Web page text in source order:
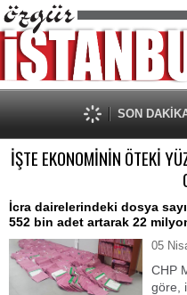
SON
İŞTE EKONOMİNİN ÖTEKİ
İcra dairelerindeki dosya
552 bin adet artarak 22
05
CHP
göre,